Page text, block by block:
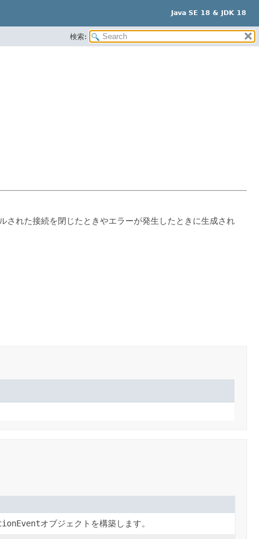
Java SE 18 & JDK 18
検索:
された接続を閉じたときやエラーが発生したときに生成され
オブジェクトを構築します。